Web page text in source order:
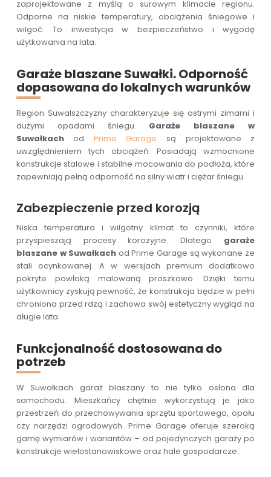
zaprojektowane z myślą o surowym klimacie regionu.
Odporne na niskie temperatury, obciążenia śniegowe i
wilgoć. To inwestycja w bezpieczeństwo i wygodę
użytkowania na lata.
Garaże blaszane Suwałki. Odporność
dopasowana do lokalnych warunków
Region Suwalszczyzny charakteryzuje się ostrymi zimami i
dużymi opadami śniegu. Garaże blaszane w
Suwałkachod Prime Garage są projektowane z
uwzględnieniem tych obciążeń. Posiadają wzmocnione
konstrukcje stalowe i stabilne mocowania do podłoża, które
zapewniają pełną odporność na silny wiatr i ciężar śniegu.
Zabezpieczenie przed korozją
Niska temperatura i wilgotny klimat to czynniki, które
przyspieszają procesy korozyjne. Dlatego garaże
blaszane w Suwałkach od Prime Garage są wykonane ze
stali ocynkowanej. A w wersjach premium dodatkowo
pokryte powłoką malowaną proszkowo. Dzięki temu
użytkownicy zyskują pewność, że konstrukcja będzie w pełni
chroniona przed rdzą i zachowa swój estetyczny wygląd na
długie lata.
Funkcjonalność dostosowana do
potrzeb
W Suwałkach garaż blaszany to nie tylko osłona dla
samochodu. Mieszkańcy chętnie wykorzystują je jako
przestrzeń do przechowywania sprzętu sportowego, opału
czy narzędzi ogrodowych. Prime Garage oferuje szeroką
gamę wymiarów i wariantów – od pojedynczych garaży po
konstrukcje wielostanowiskowe oraz hale gospodarcze.